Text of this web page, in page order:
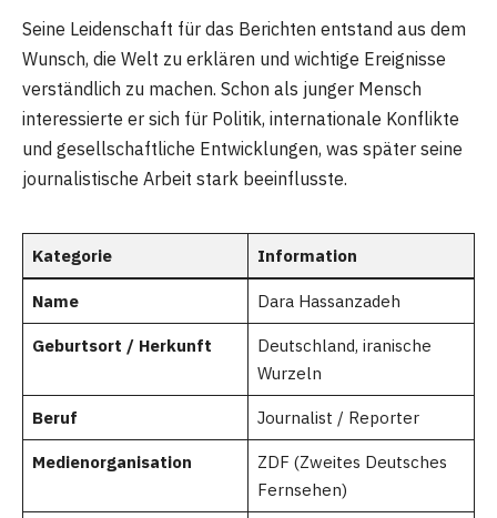
Seine Leidenschaft für das Berichten entstand aus dem
Wunsch, die Welt zu erklären und wichtige Ereignisse
verständlich zu machen. Schon als junger Mensch
interessierte er sich für Politik, internationale Konflikte
und gesellschaftliche Entwicklungen, was später seine
journalistische Arbeit stark beeinflusste.
Kategorie Information
Name Dara Hassanzadeh
Geburtsort / Herkunft
Deutschland, iranische
Wurzeln
Beruf Journalist / Reporter
Medienorganisation
ZDF (Zweites Deutsches
Fernsehen)